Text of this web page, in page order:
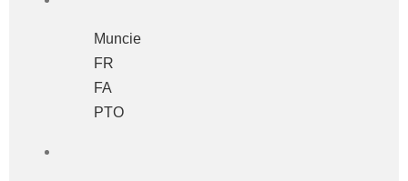
Muncie
FR
FA
PTO